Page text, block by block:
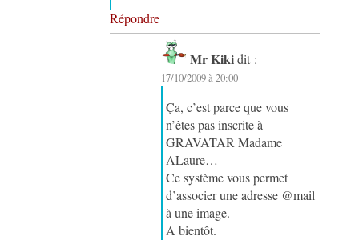
Répondre
Mr Kiki dit :
17/10/2009 à 20:00
Ça, c’est parce que vous
n’êtes pas inscrite à
GRAVATAR Madame
ALaure…
Ce système vous permet
d’associer une adresse @mail
à une image.
A bientôt.